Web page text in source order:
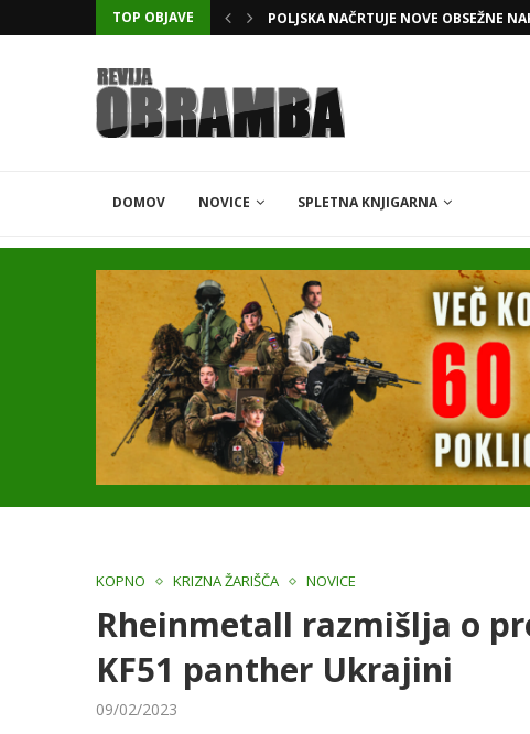
TOP OBJAVE
POLJSKA NAČRTUJE NOVE OBSEŽNE
DOMOV NOVICE SPLETNA KNJIGARNA
KOPNO KRIZNA ŽARIŠČA NOVICE
Rheinmetall razmišlja o
KF51 panther Ukrajini
09/02/2023